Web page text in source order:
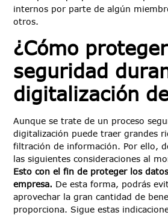
internos por parte de algún
otros.
¿Cómo
seguridad
digitalización
Aunque se trate de un proceso
digitalización puede traer grandes
filtración de información. Por ello,
las siguientes consideraciones al
Esto con el fin de proteger los
empresa. De esta forma, podrás
aprovechar la gran cantidad de
proporciona. Sigue estas